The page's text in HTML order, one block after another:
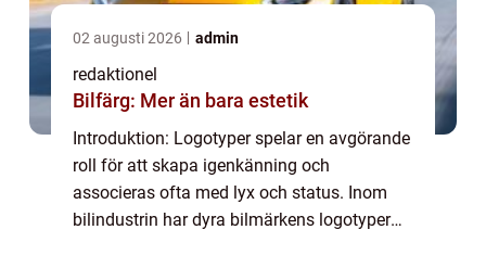
02 augusti 2026 admin
redaktionel
Bilfärg: Mer än bara estetik
Introduktion: Logotyper spelar en avgörande
roll för att skapa igenkänning och
associeras ofta med lyx och status. Inom
bilindustrin har dyra bilmärkens logotyper